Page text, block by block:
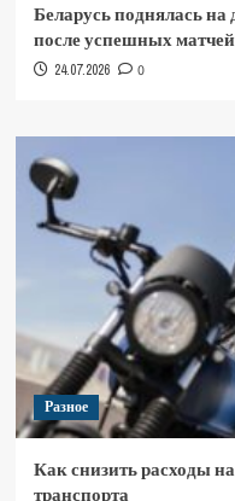
Беларусь поднялась
после успешных
24.07.2026 0
Разное
Как снизить расходы
транспорта